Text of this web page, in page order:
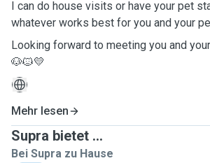
I can do house visits or have your pet
whatever works best for you and your
Looking forward to meeting you and
🐶🐱💛
Mehr lesen
Supra bietet ...
Bei Supra zu Hause